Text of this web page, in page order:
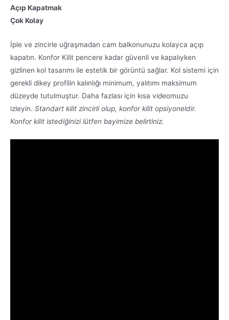
Açıp Kapatmak
Çok Kolay
İple ve zincirle uğraşmadan cam balkonunuzu kolayca açıp
kapatın. Konfor Kilit pencere kadar güvenli ve kapalıyken
gizlinen kol tasarımı ile estetik bir görüntü sağlar. Kol sistemi için
gerekli dikey profilin kalınlığı minimum, yalıtımı maksimum
düzeyde tutulmuştur. Daha fazlası için kısa videomuzu
izleyin. Standart kilit zincirli olup, konfor kilit opsiyoneldir.
Konfor kilit istediğinizi lütfen bayimize belirtiniz.